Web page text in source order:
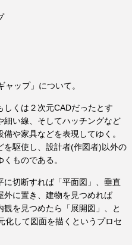
ャップ」について。
くは２次元CADだったとす
細い線、そしてハッチングなど
や家具などを表現してゆく。
を駆使し、設計者(作図者)以外の
くものである。
切断すれば「平面図」、垂直
外に置き、建物を見つめれば
観を見つめたら「展開図」、と
化して図面を描くというプロセ